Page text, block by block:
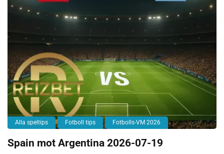
Alla speltips Fotboll tips Fotbolls-VM 2026
Spain mot Argentina 2026-07-19